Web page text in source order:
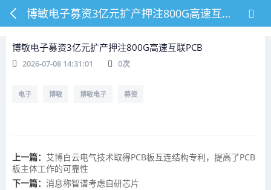
博敏电子募资3亿元扩产押注800G高速互联PCB
博敏电子募资3亿元扩产押注800G高速互联PCB
2026-07-08 14:31:01 0次
电子 博敏 博敏电子 募资
上一篇： 艾博白云电气技术取得PCB板互连结构专利，提高了PCB
板主体工作的可靠性
下一篇： 消息称智谱考虑自研芯片